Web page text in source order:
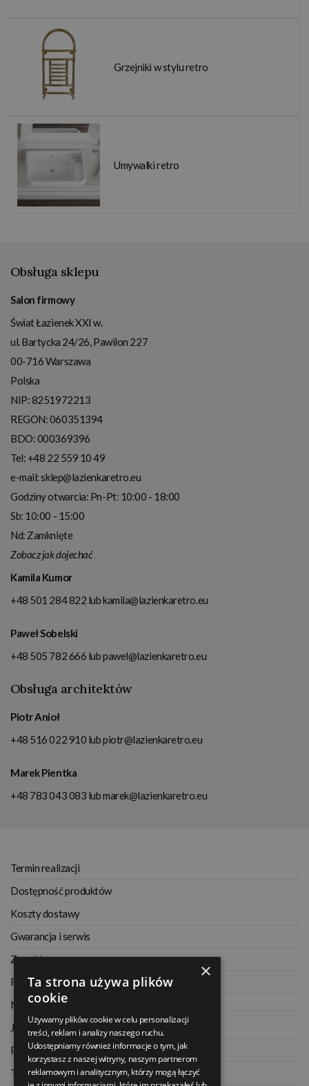
Grzejniki w stylu retro
Umywalki retro
Obsługa sklepu
Salon firmowy
Świat Łazienek XXI w.
ul. Bartycka 24/26, Pawilon 227
00-716Warszawa
Polska
NIP:8251972213
REGON: 060351394
BDO: 000369396
Tel: +48 22 559 10 49
e-mail:sklep@lazienkaretro.eu
Godziny otwarcia: Pn-Pt: 10:00 - 18:00
Sb: 10:00 - 15:00
Nd: Zamknięte
Zobacz jak dojechać
Kamila Kumor
+48 501 284 822 lubkamila@lazienkaretro.eu
Paweł Sobelski
+48 505 782 666 lubpawel@lazienkaretro.eu
Obsługa architektów
Piotr Anioł
+48 516 022 910 lubpiotr@lazienkaretro.eu
Marek Pientka
+48 783 043 083 lubmarek@lazienkaretro.eu
Termin realizacji
Dostępność produktów
Koszty dostawy
Gwarancja i serwis
Zwrot towaru
Regulamin
Najczęściej zadawane pytania
Jak kupować na raty
Polityka prywatności
Twoje zamówienia
×
Ta strona używa plików
cookie
Używamy plików cookie w celu personalizacji
treści, reklam i analizy naszego ruchu.
Udostępniamy również informacje o tym, jak
korzystasz z naszej witryny, naszym partnerom
reklamowym i analitycznym, którzy mogą łączyć